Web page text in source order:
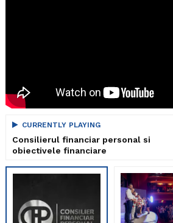
CURRENTLY PLAYING
Consilierul financiar personal si
obiectivele financiare